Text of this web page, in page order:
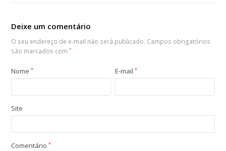
Deixe um comentário
O seu endereço de e-mail não será publicado. Campos obrigatórios
são marcados com*
Nome* E-mail*
Site
Comentário*